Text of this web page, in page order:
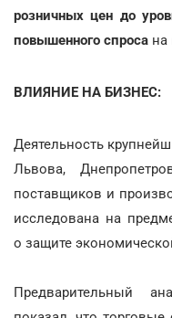
розничных цен до
повышенного спроса на
ВЛИЯНИЕ НА БИЗНЕС:
Деятельность
Львова,
поставщиков и
исследована на
о защите
Предварительный